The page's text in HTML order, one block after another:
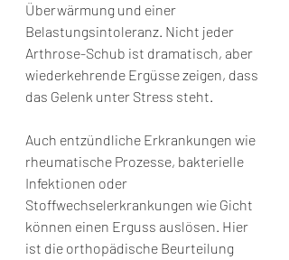
Überwärmung und einer
Belastungsintoleranz. Nicht jeder
Arthrose-Schub ist dramatisch, aber
wiederkehrende Ergüsse zeigen, dass
das Gelenk unter Stress steht.
Auch entzündliche Erkrankungen wie
rheumatische Prozesse, bakterielle
Infektionen oder
Stoffwechselerkrankungen wie Gicht
können einen Erguss auslösen. Hier
ist die orthopädische Beurteilung